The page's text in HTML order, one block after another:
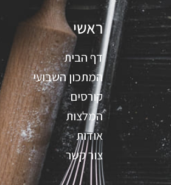
ראשי
דף הבית
המתכון השבועי
קורסים
המלצות
אודות
צור קשר